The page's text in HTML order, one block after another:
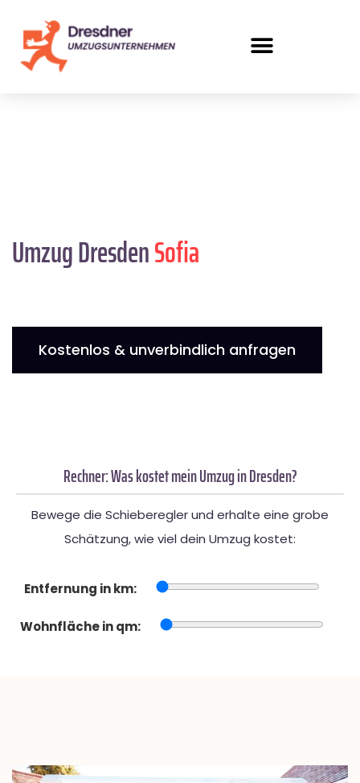
Umzug DresdenSofia
Kostenlos & unverbindlich anfragen
Rechner: Was kostet mein Umzug in Dresden?
Bewege die Schieberegler und erhalte eine grobe
Schätzung, wie viel dein Umzug kostet:
Entfernung in km:
Wohnfläche in qm: